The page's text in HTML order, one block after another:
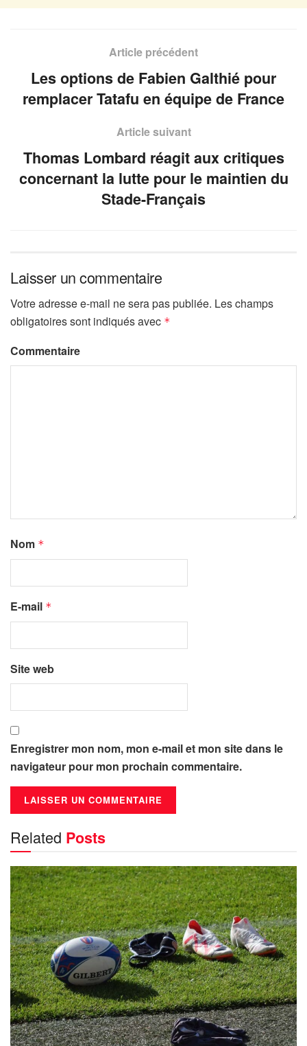
Article précédent
Les options de Fabien Galthié pour
remplacer Tatafu en équipe de France
Article suivant
Thomas Lombard réagit aux critiques
concernant la lutte pour le maintien du
Stade-Français
Laisser un commentaire
Votre adresse e-mail ne sera pas publiée. Les champs
obligatoires sont indiqués avec *
Commentaire
Nom *
E-mail *
Site web
Enregistrer mon nom, mon e-mail et mon site dans le
navigateur pour mon prochain commentaire.
Related Posts